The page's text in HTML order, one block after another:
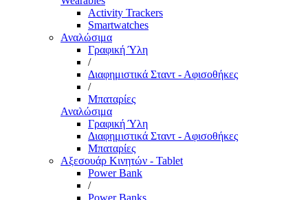
Activity Trackers
Smartwatches
Αναλώσιμα
Γραφική Ύλη
/
Διαφημιστικά Σταντ - Αφισοθήκες
/
Μπαταρίες
Αναλώσιμα
Γραφική Ύλη
Διαφημιστικά Σταντ - Αφισοθήκες
Μπαταρίες
Αξεσουάρ Κινητών - Tablet
Power Bank
/
Power Banks